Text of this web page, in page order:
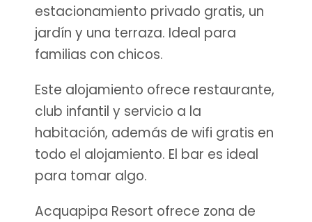
estacionamiento privado gratis, un
jardín y una terraza. Ideal para
familias con chicos.
Este alojamiento ofrece restaurante,
club infantil y servicio a la
habitación, además de wifi gratis en
todo el alojamiento. El bar es ideal
para tomar algo.
Acquapipa Resort ofrece zona de